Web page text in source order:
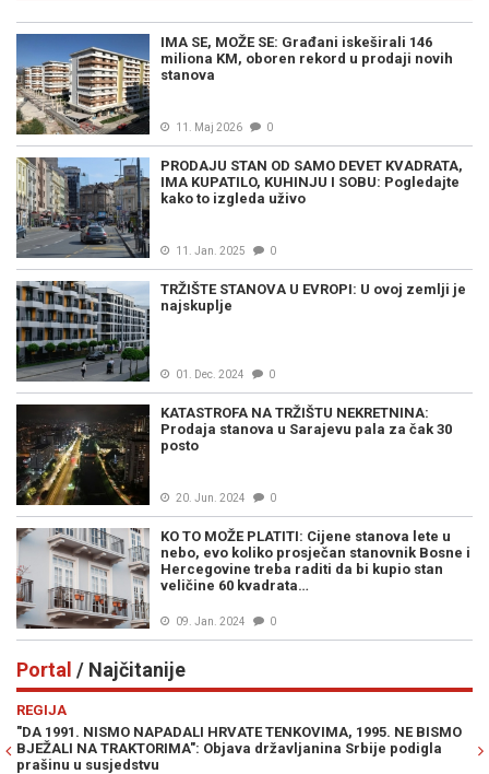
IMA SE, MOŽE SE: Građani iskeširali 146
miliona KM, oboren rekord u prodaji novih
stanova
11. Maj 2026 0
PRODAJU STAN OD SAMO DEVET KVADRATA,
IMA KUPATILO, KUHINJU I SOBU: Pogledajte
kako to izgleda uživo
11. Jan. 2025 0
TRŽIŠTE STANOVA U EVROPI: U ovoj zemlji je
najskuplje
01. Dec. 2024 0
KATASTROFA NA TRŽIŠTU NEKRETNINA:
Prodaja stanova u Sarajevu pala za čak 30
posto
20. Jun. 2024 0
KO TO MOŽE PLATITI: Cijene stanova lete u
nebo, evo koliko prosječan stanovnik Bosne i
Hercegovine treba raditi da bi kupio stan
veličine 60 kvadrata…
09. Jan. 2024 0
Portal / Najčitanije
REGIJA
"DA 1991. NISMO NAPADALI HRVATE TENKOVIMA, 1995. NE BISMO
BJEŽALI NA TRAKTORIMA": Objava državljanina Srbije podigla
prašinu u susjedstvu